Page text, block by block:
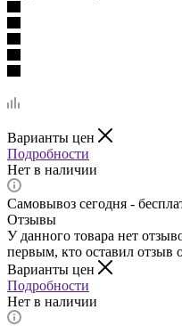
Варианты цен
Подробности
Нет в наличии
Самовывоз сегодня -
Отзывы
У данного товара нет
первым, кто оставил отзыв
Варианты цен
Подробности
Нет в наличии